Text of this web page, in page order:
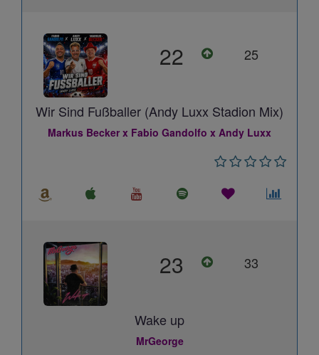
22 25
Wir Sind Fußballer (Andy Luxx Stadion Mix)
Markus Becker x Fabio Gandolfo x Andy Luxx
23 33
Wake up
MrGeorge